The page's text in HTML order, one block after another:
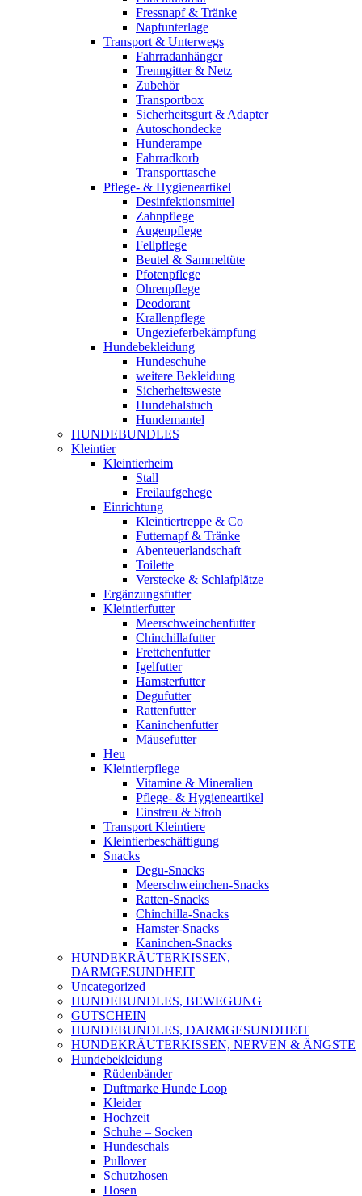
Fressnapf & Tränke
Napfunterlage
Transport & Unterwegs
Fahrradanhänger
Trenngitter & Netz
Zubehör
Transportbox
Sicherheitsgurt & Adapter
Autoschondecke
Hunderampe
Fahrradkorb
Transporttasche
Pflege- & Hygieneartikel
Desinfektionsmittel
Zahnpflege
Augenpflege
Fellpflege
Beutel & Sammeltüte
Pfotenpflege
Ohrenpflege
Deodorant
Krallenpflege
Ungezieferbekämpfung
Hundebekleidung
Hundeschuhe
weitere Bekleidung
Sicherheitsweste
Hundehalstuch
Hundemantel
HUNDEBUNDLES
Kleintier
Kleintierheim
Stall
Freilaufgehege
Einrichtung
Kleintiertreppe & Co
Futternapf & Tränke
Abenteuerlandschaft
Toilette
Verstecke & Schlafplätze
Ergänzungsfutter
Kleintierfutter
Meerschweinchenfutter
Chinchillafutter
Frettchenfutter
Igelfutter
Hamsterfutter
Degufutter
Rattenfutter
Kaninchenfutter
Mäusefutter
Heu
Kleintierpflege
Vitamine & Mineralien
Pflege- & Hygieneartikel
Einstreu & Stroh
Transport Kleintiere
Kleintierbeschäftigung
Snacks
Degu-Snacks
Meerschweinchen-Snacks
Ratten-Snacks
Chinchilla-Snacks
Hamster-Snacks
Kaninchen-Snacks
HUNDEKRÄUTERKISSEN,
DARMGESUNDHEIT
Uncategorized
HUNDEBUNDLES, BEWEGUNG
GUTSCHEIN
HUNDEBUNDLES, DARMGESUNDHEIT
HUNDEKRÄUTERKISSEN, NERVEN & ÄNGSTE
Hundebekleidung
Rüdenbänder
Duftmarke Hunde Loop
Kleider
Hochzeit
Schuhe – Socken
Hundeschals
Pullover
Schutzhosen
Hosen